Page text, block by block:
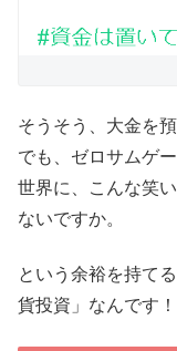
そうそう、大金を
でも、ゼロサムゲ
世界に、こんな笑
ないですか。
という余裕を持て
貨投資」なんです！